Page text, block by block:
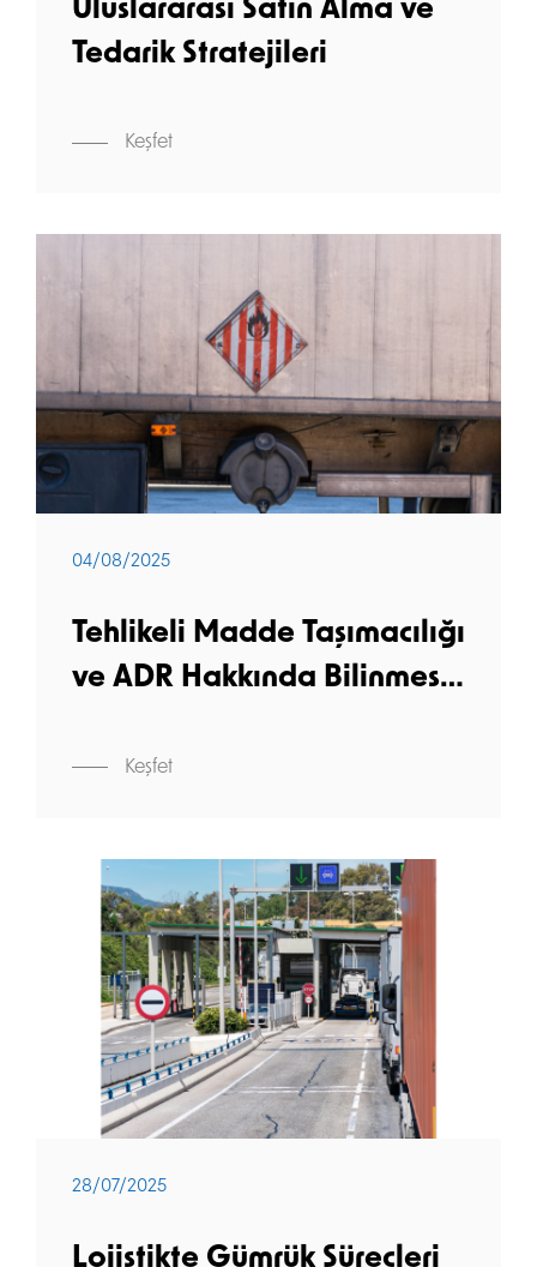
Uluslararası Satın Alma ve
Tedarik Stratejileri
Keşfet
04/08/2025
Tehlikeli Madde Taşımacılığı
ve ADR Hakkında Bilinmesi
Keşfet
28/07/2025
Lojistikte Gümrük Süreçleri